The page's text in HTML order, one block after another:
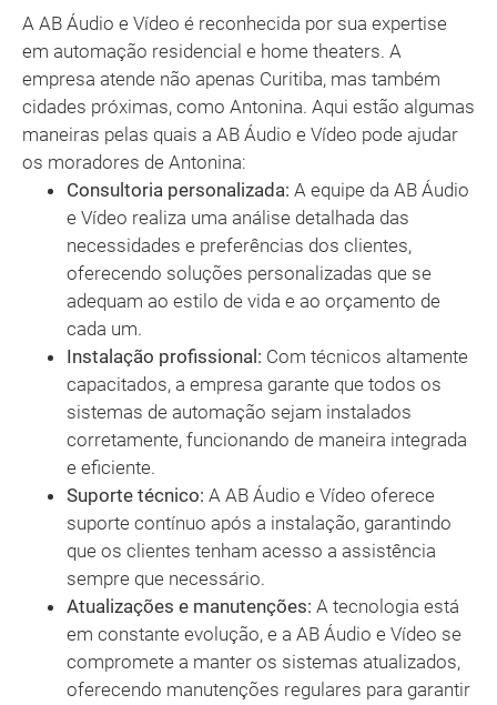
A AB Áudio e Vídeo é reconhecida por sua expertise
em automação residencial e home theaters. A
empresa atende não apenas Curitiba, mas também
cidades próximas, como Antonina. Aqui estão algumas
maneiras pelas quais a AB Áudio e Vídeo pode ajudar
os moradores de Antonina:
Consultoria personalizada: A equipe da AB Áudio
e Vídeo realiza uma análise detalhada das
necessidades e preferências dos clientes,
oferecendo soluções personalizadas que se
adequam ao estilo de vida e ao orçamento de
cada um.
Instalação profissional: Com técnicos altamente
capacitados, a empresa garante que todos os
sistemas de automação sejam instalados
corretamente, funcionando de maneira integrada
e eficiente.
Suporte técnico: A AB Áudio e Vídeo oferece
suporte contínuo após a instalação, garantindo
que os clientes tenham acesso a assistência
sempre que necessário.
Atualizações e manutenções: A tecnologia está
em constante evolução, e a AB Áudio e Vídeo se
compromete a manter os sistemas atualizados,
oferecendo manutenções regulares para garantir